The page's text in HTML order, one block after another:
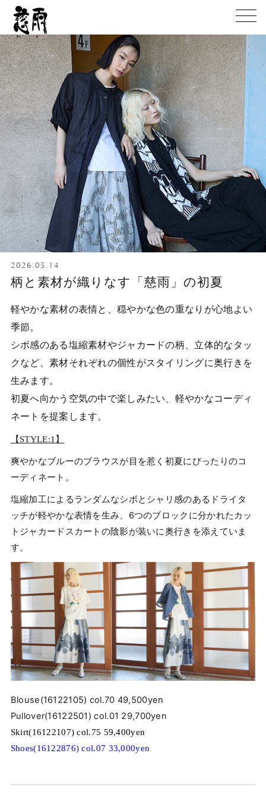
2026.05.14
柄と素材が織りなす「慈雨」の初夏
軽やかな素材の表情と、穏やかな色の重なりが心地よい
季節。
シボ感のある塩縮素材やジャカードの柄、立体的なタッ
クなど、素材それぞれの個性がスタイリングに奥行きを
生みます。
初夏へ向かう空気の中で楽しみたい、軽やかなコーディ
ネートを提案します。
【STYLE:1】
爽やかなブルーのブラウスが目を惹く初夏にぴったりのコ
ーディネート。
塩縮加工によるランダムなシボとシャリ感のあるドライタ
ッチが軽やかな表情を生み、6つのブロックに分かれたカッ
トジャカードスカートの陰影が装いに奥行きを添えていま
す。
Blouse(16122105) col.70 49,500yen
Pullover(16122501) col.01 29,700yen
Skirt(16122107) col.75 59,400yen
Shoes(16122876) col.07 33,000yen